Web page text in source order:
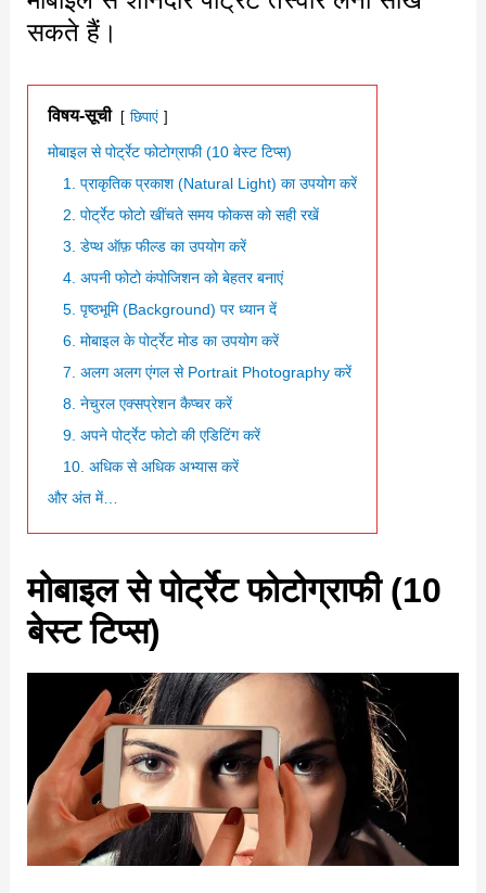
सकते हैं।
विषय-सूची छिपाएं
मोबाइल से पोर्ट्रेट फोटोग्राफी (10 बेस्ट टिप्स)
1. प्राकृतिक प्रकाश (Natural Light) का उपयोग करें
2. पोर्ट्रेट फोटो खींचते समय फोकस को सही रखें
3. डेप्थ ऑफ़ फील्ड का उपयोग करें
4. अपनी फोटो कंपोजिशन को बेहतर बनाएं
5. पृष्ठभूमि (Background) पर ध्यान दें
6. मोबाइल के पोर्ट्रेट मोड का उपयोग करें
7. अलग अलग एंगल से Portrait Photography करें
8. नेचुरल एक्सप्रेशन कैप्चर करें
9. अपने पोर्ट्रेट फोटो की एडिटिंग करें
10. अधिक से अधिक अभ्यास करें
और अंत में…
मोबाइल से पोर्ट्रेट फोटोग्राफी (10
बेस्ट टिप्स)